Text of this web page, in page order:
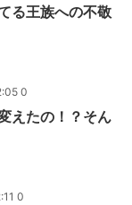
る王族への不敬
0
えたの！？そん
0